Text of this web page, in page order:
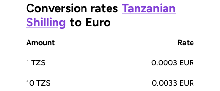
Conversion rates Tanzanian
Shilling to Euro
Amount Rate
1 TZS 0.0003 EUR
10 TZS 0.0033 EUR